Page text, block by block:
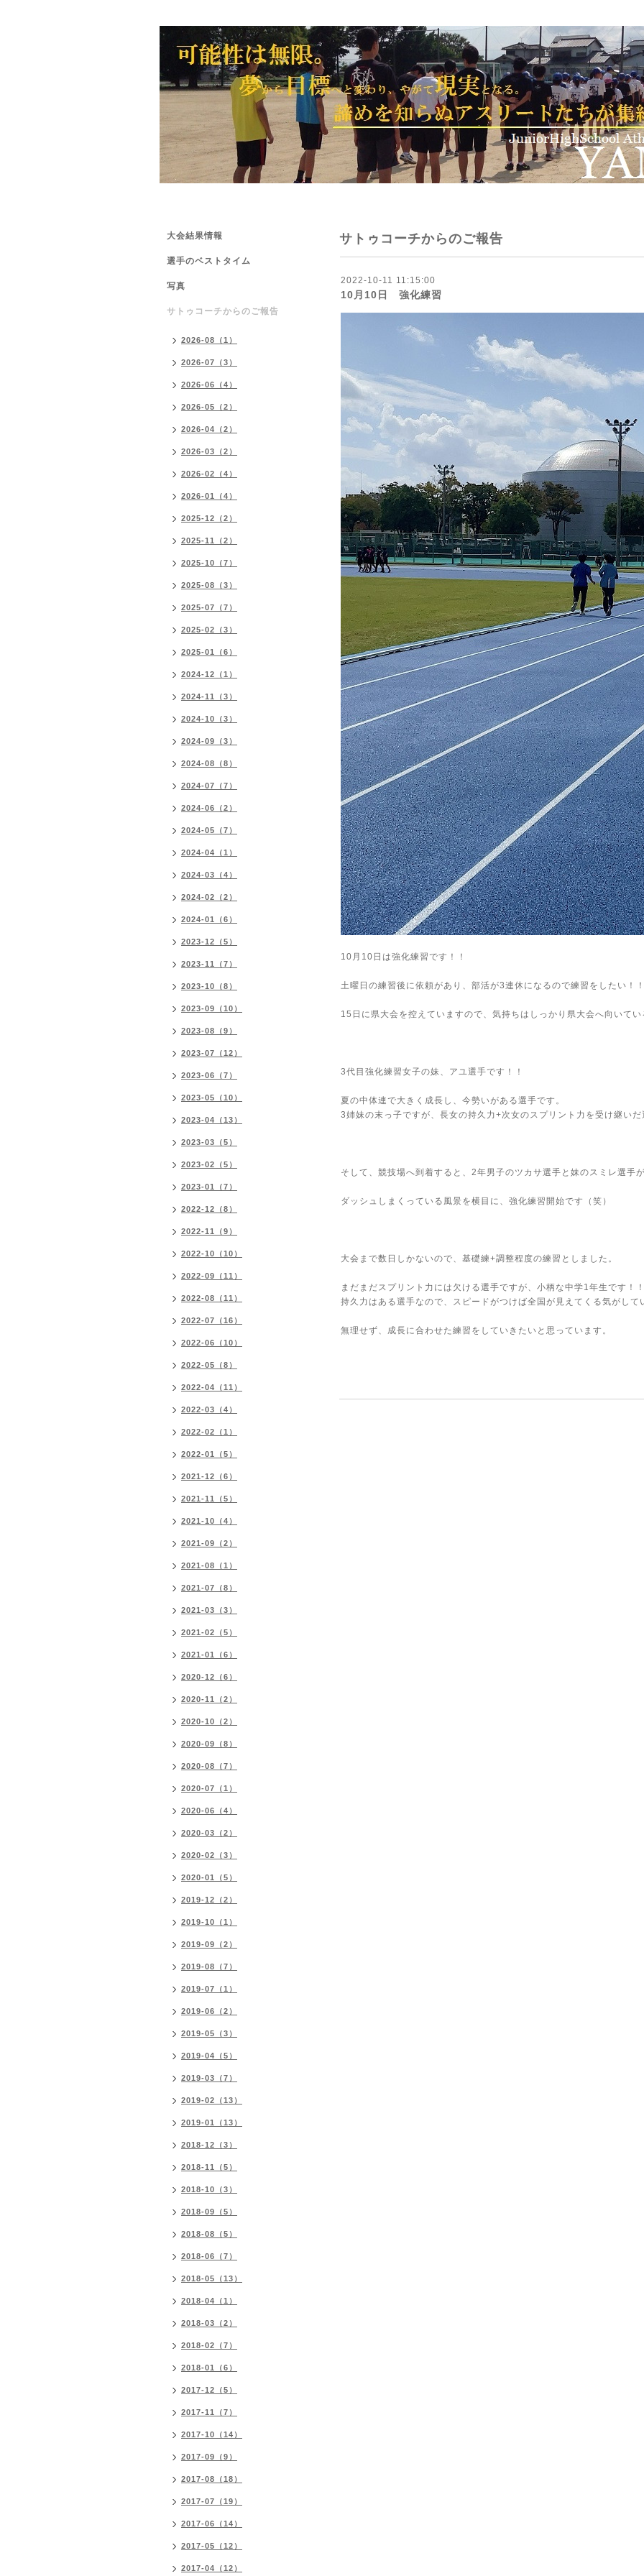
サトゥコーチからのご報告
2022-10-11 11:15:00
10月10日 強化練習
10月10日は強化練習です！！
土曜日の練習後に依頼があり、部活が3連休になるので練習をしたい！
15日に県大会を控えていますので、気持ちはしっかり県大会へ向いて
3代目強化練習女子の妹、アユ選手です！！
夏の中体連で大きく成長し、今勢いがある選手です。
3姉妹の末っ子ですが、長女の持久力+次女のスプリント力を受け継い
そして、競技場へ到着すると、2年男子のツカサ選手と妹のスミレ選手
ダッシュしまくっている風景を横目に、強化練習開始です（笑）
大会まで数日しかないので、基礎練+調整程度の練習としました。
まだまだスプリント力には欠ける選手ですが、小柄な中学1年生です！
持久力はある選手なので、スピードがつけば全国が見えてくる気がして
無理せず、成長に合わせた練習をしていきたいと思っています。
大会結果情報
選手のベストタイム
写真
サトゥコーチからのご報告
2026-08（1）
2026-07（3）
2026-06（4）
2026-05（2）
2026-04（2）
2026-03（2）
2026-02（4）
2026-01（4）
2025-12（2）
2025-11（2）
2025-10（7）
2025-08（3）
2025-07（7）
2025-02（3）
2025-01（6）
2024-12（1）
2024-11（3）
2024-10（3）
2024-09（3）
2024-08（8）
2024-07（7）
2024-06（2）
2024-05（7）
2024-04（1）
2024-03（4）
2024-02（2）
2024-01（6）
2023-12（5）
2023-11（7）
2023-10（8）
2023-09（10）
2023-08（9）
2023-07（12）
2023-06（7）
2023-05（10）
2023-04（13）
2023-03（5）
2023-02（5）
2023-01（7）
2022-12（8）
2022-11（9）
2022-10（10）
2022-09（11）
2022-08（11）
2022-07（16）
2022-06（10）
2022-05（8）
2022-04（11）
2022-03（4）
2022-02（1）
2022-01（5）
2021-12（6）
2021-11（5）
2021-10（4）
2021-09（2）
2021-08（1）
2021-07（8）
2021-03（3）
2021-02（5）
2021-01（6）
2020-12（6）
2020-11（2）
2020-10（2）
2020-09（8）
2020-08（7）
2020-07（1）
2020-06（4）
2020-03（2）
2020-02（3）
2020-01（5）
2019-12（2）
2019-10（1）
2019-09（2）
2019-08（7）
2019-07（1）
2019-06（2）
2019-05（3）
2019-04（5）
2019-03（7）
2019-02（13）
2019-01（13）
2018-12（3）
2018-11（5）
2018-10（3）
2018-09（5）
2018-08（5）
2018-06（7）
2018-05（13）
2018-04（1）
2018-03（2）
2018-02（7）
2018-01（6）
2017-12（5）
2017-11（7）
2017-10（14）
2017-09（9）
2017-08（18）
2017-07（19）
2017-06（14）
2017-05（12）
2017-04（12）